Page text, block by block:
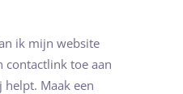
ik mijn website
contactlink toe aan
Maak een